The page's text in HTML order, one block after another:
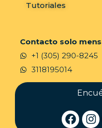
Tutoriales
Contacto solo
+1 (305) 290-8245
3118195014